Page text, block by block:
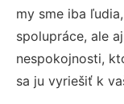
my sme iba
spolupráce, ale
nespokojnosti,
sa ju vyriešiť k